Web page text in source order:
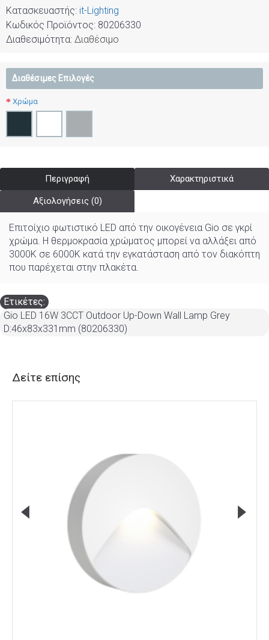
Κατασκευαστής: it-Lighting
Κωδικός Προϊόντος: 80206330
Διαθεσιμότητα: Διαθέσιμο
Διαθέσιμες Επιλογές
Χρώμα
Περιγραφή Χαρακτηριστικά
Αξιολογήσεις (0)
Επιτοίχιο φωτιστικό LED από την οικογένεια Gio σε γκρί
χρώμα. Η θερμοκρασία χρώματος μπορεί να αλλάξει από
3000K σε 6000K κατά την εγκατάσταση από τον διακόπτη
που παρέχεται στην πλακέτα.
Ετικέτες:
Gio LED 16W 3CCT Outdoor Up-Down Wall Lamp Grey
D:46x83x331mm (80206330)
Δείτε επίσης